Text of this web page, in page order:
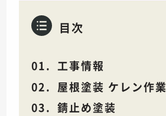
目次
工事情報
屋根塗装 ケレン作業
錆止め塗装